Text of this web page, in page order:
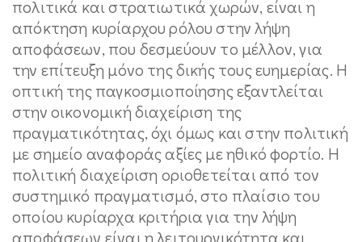
πολιτικά και στρατιωτικά χωρών, είναι η
απόκτηση κυρίαρχου ρόλου στην λήψη
αποφάσεων, που δεσμεύουν το μέλλον, για
την επίτευξη μόνο της δικής τους ευημερίας. Η
οπτική της παγκοσμιοποίησης εξαντλείται
στην οικονομική διαχείριση της
πραγματικότητας, όχι όμως και στην πολιτική
με σημείο αναφοράς αξίες με ηθικό φορτίο. Η
πολιτική διαχείριση οριοθετείται από τον
συστημικό πραγματισμό, στο πλαίσιο του
οποίου κυρίαρχα κριτήρια για την λήψη
αποφάσεων είναι η λειτουργικότητα και